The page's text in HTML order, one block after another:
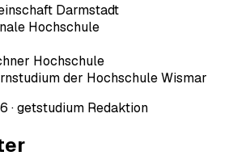
Darmstadt
Hochschule
Hochschule
der Hochschule Wismar
·getstudium Redaktion